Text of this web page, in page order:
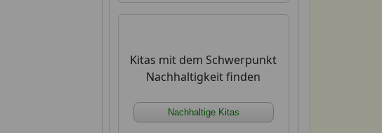
Kitas mit dem Schwerpunkt
Nachhaltigkeit finden
Nachhaltige Kitas